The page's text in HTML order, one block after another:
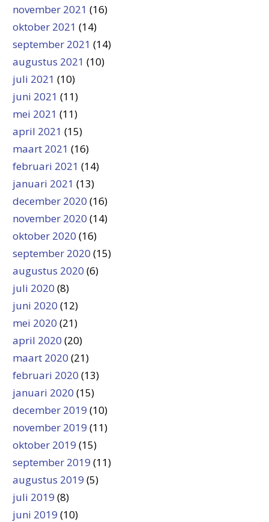
november 2021 (16)
oktober 2021 (14)
september 2021 (14)
augustus 2021 (10)
juli 2021 (10)
juni 2021 (11)
mei 2021 (11)
april 2021 (15)
maart 2021 (16)
februari 2021 (14)
januari 2021 (13)
december 2020 (16)
november 2020 (14)
oktober 2020 (16)
september 2020 (15)
augustus 2020 (6)
juli 2020 (8)
juni 2020 (12)
mei 2020 (21)
april 2020 (20)
maart 2020 (21)
februari 2020 (13)
januari 2020 (15)
december 2019 (10)
november 2019 (11)
oktober 2019 (15)
september 2019 (11)
augustus 2019 (5)
juli 2019 (8)
juni 2019 (10)